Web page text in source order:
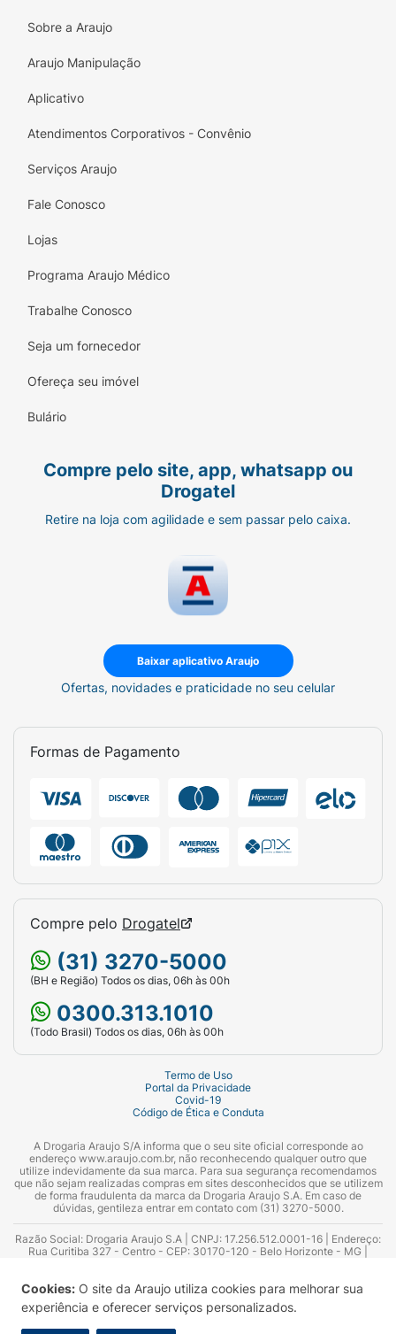
Cookies: O site da Araujo utiliza cookies para melhorar sua
experiência e oferecer serviços personalizados.
Sobre a Araujo
Araujo Manipulação
Aplicativo
Atendimentos Corporativos - Convênio
Serviços Araujo
Fale Conosco
Lojas
Programa Araujo Médico
Trabalhe Conosco
Seja um fornecedor
Ofereça seu imóvel
Bulário
Compre pelo site, app, whatsapp ou
Drogatel
Retire na loja com agilidade e sem passar pelo caixa.
Baixar aplicativo Araujo
Ofertas, novidades e praticidade no seu celular
Formas de Pagamento
Compre pelo Drogatel
(31) 3270-5000
(BH e Região) Todos os dias, 06h às 00h
0300.313.1010
(Todo Brasil) Todos os dias, 06h às 00h
Termo de Uso
Portal da Privacidade
Covid-19
Código de Ética e Conduta
A Drogaria Araujo S/A informa que o seu site oficial corresponde ao
endereço www.araujo.com.br, não reconhecendo qualquer outro que
utilize indevidamente da sua marca. Para sua segurança recomendamos
que não sejam realizadas compras em sites desconhecidos que se utilizem
de forma fraudulenta da marca da Drogaria Araujo S.A. Em caso de
dúvidas, gentileza entrar em contato com (31) 3270-5000.
Razão Social: Drogaria Araujo S.A | CNPJ: 17.256.512.0001-16 | Endereço:
Rua Curitiba 327 - Centro - CEP: 30170-120 - Belo Horizonte - MG |
Azevedo Guimarães – CRF 10.965 | Yasmin Silva Alvarenga – CRF 52.584 -
Consultor substituto: Thiago Aguiar Pinheiro - CRF Nº 13.748. Alvará
Sanitário: 2025020713 | Autorização de Funcionamento da Empresa (AFE):